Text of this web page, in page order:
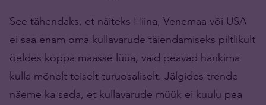
See tähendaks, et näiteks Hiina, Venemaa või USA
ei saa enam oma kullavarude täiendamiseks piltlikult
öeldes koppa maasse lüüa, vaid peavad hankima
kulla mõnelt teiselt turuosaliselt. Jälgides trende
näeme ka seda, et kullavarude müük ei kuulu pea